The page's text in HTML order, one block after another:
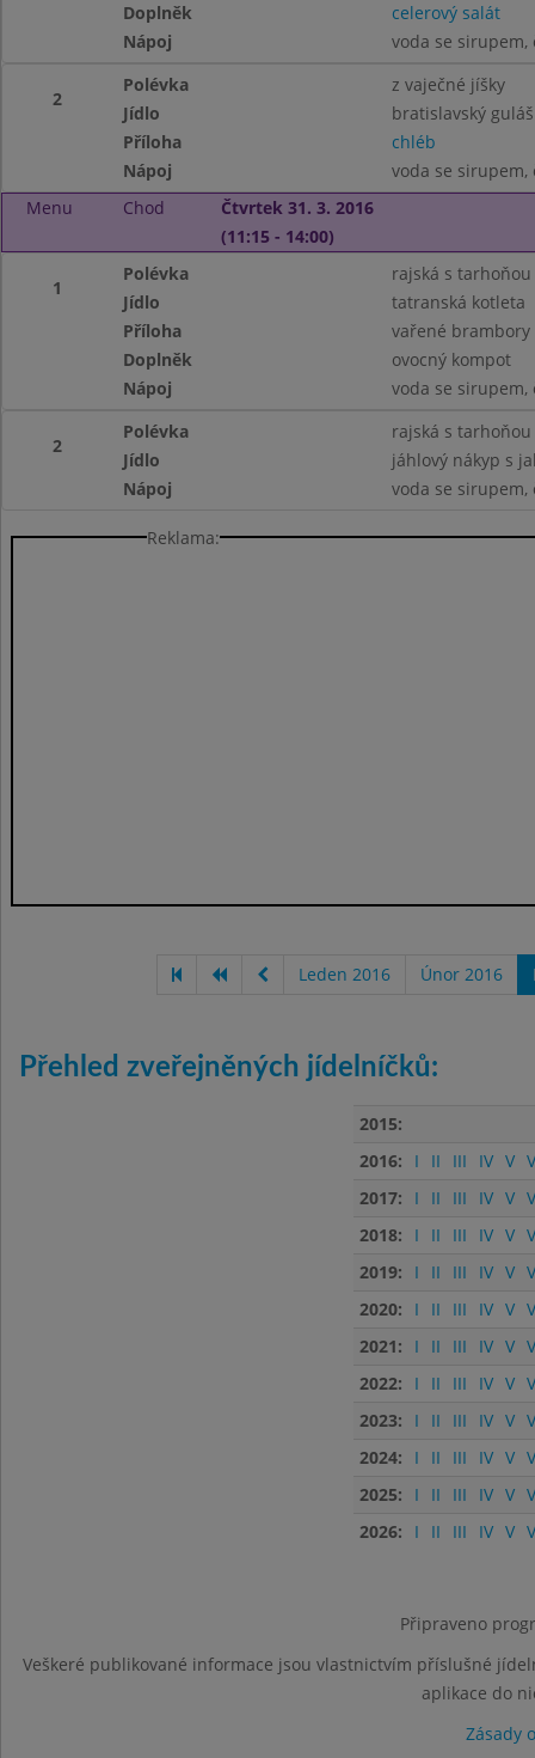
Doplněk
celerový salát
Nápoj
voda se sirupem,
2
Polévka
z vaječné jíšky
Jídlo
bratislavský
Příloha
chléb
Nápoj
voda se sirupem,
Menu
Chod
Čtvrtek 31. 3. 2016
(11:15 - 14:00)
1
Polévka
rajská s tarhoňou
Jídlo
tatranská kotleta
Příloha
vařené brambory
Doplněk
ovocný kompot
Nápoj
voda se sirupem,
2
Polévka
rajská s tarhoňou
Jídlo
jáhlový nákyp s
Nápoj
voda se sirupem,
Reklama:
Leden 2016 Únor 2016
Přehled zveřejněných jídelníčků:
2015:
2016:
I II III IV V
2017:
I II III IV V
2018:
I II III IV V
2019:
I II III IV V
2020:
I II III IV V
2021:
I II III IV V
2022:
I II III IV V
2023:
I II III IV V
2024:
I II III IV V
2025:
I II III IV V
2026:
I II III IV V
Připraveno
Veškeré publikované informace jsou vlastnictvím příslušné
aplikace do
Zásady